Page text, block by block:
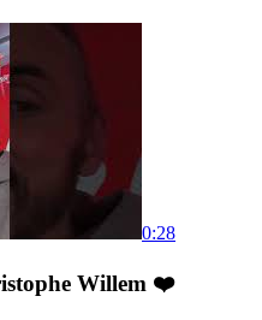
0:28
Willem ❤️